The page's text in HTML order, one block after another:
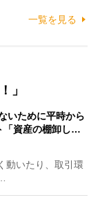
一覧を見る
」
いために平時から
「資産の棚卸し…
動いたり、取引環